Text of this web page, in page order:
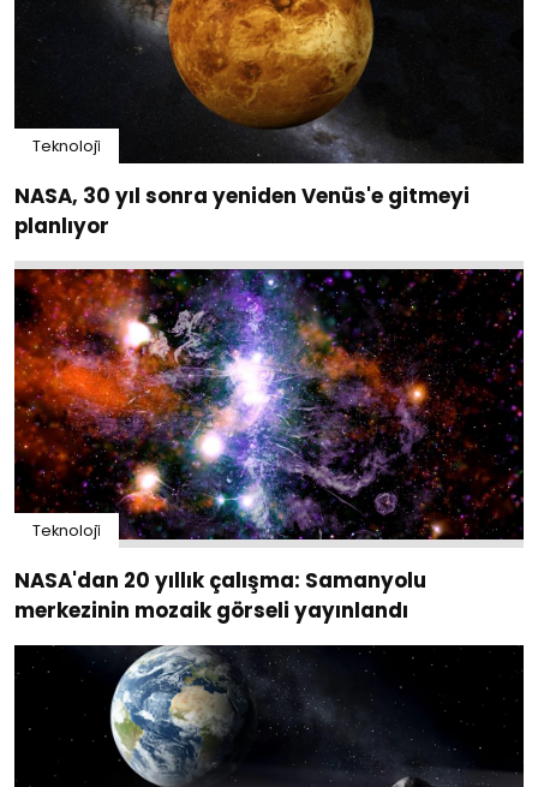
Teknoloji̇
NASA, 30 yıl sonra yeniden Venüs'e gitmeyi
planlıyor
Teknoloji̇
NASA'dan 20 yıllık çalışma: Samanyolu
merkezinin mozaik görseli yayınlandı